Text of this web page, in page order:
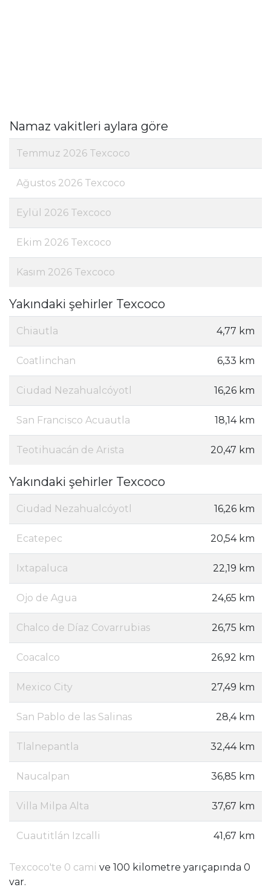
Namaz vakitleri aylara göre
Temmuz 2026 Texcoco
Ağustos 2026 Texcoco
Eylül 2026 Texcoco
Ekim 2026 Texcoco
Kasım 2026 Texcoco
Yakındaki şehirler Texcoco
Chiautla 4,77 km
Coatlinchan 6,33 km
Ciudad Nezahualcóyotl 16,26 km
San Francisco Acuautla 18,14 km
Teotihuacán de Arista 20,47 km
Yakındaki şehirler Texcoco
Ciudad Nezahualcóyotl 16,26 km
Ecatepec 20,54 km
Ixtapaluca 22,19 km
Ojo de Agua 24,65 km
Chalco de Díaz Covarrubias 26,75 km
Coacalco 26,92 km
Mexico City 27,49 km
San Pablo de las Salinas 28,4 km
Tlalnepantla 32,44 km
Naucalpan 36,85 km
Villa Milpa Alta 37,67 km
Cuautitlán Izcalli 41,67 km
Texcoco'te 0 cami ve 100 kilometre yarıçapında 0
var.